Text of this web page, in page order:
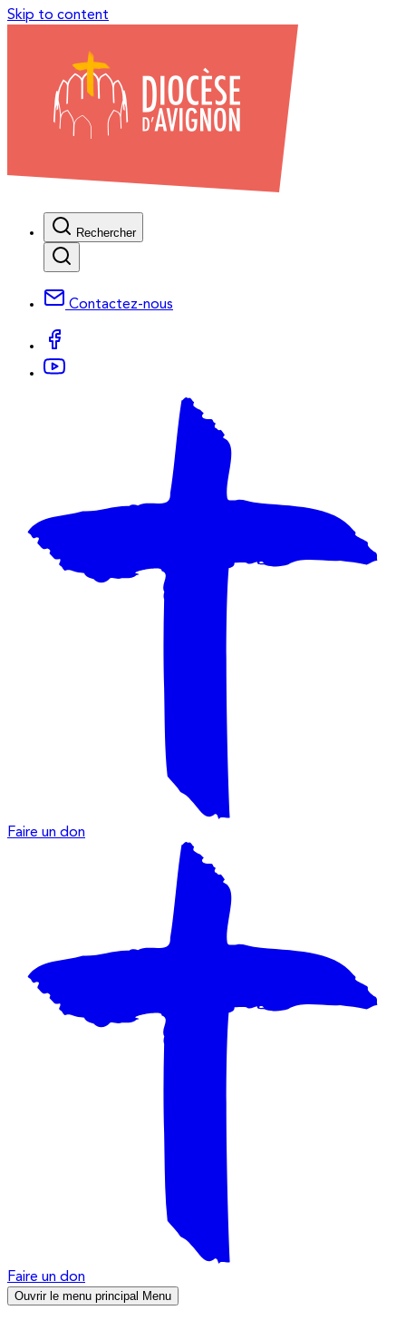
Skip to content
Rechercher
Contactez-nous
Faire un don
Faire un don
Ouvrir le menu principal Menu